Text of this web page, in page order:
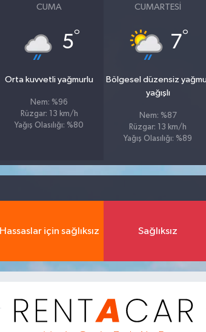
CUMA
5°
Orta kuvvetli yağmurlu
Nem: %96
Rüzgar: 13 km/h
Yağış Olasılığı: %80
CUMARTESI
7°
Bölgesel düzensiz
yağışlı
Nem: %87
Rüzgar: 13 km/h
Yağış Olasılığı: %89
Hassaslar için sağlıksız Sağlıksız